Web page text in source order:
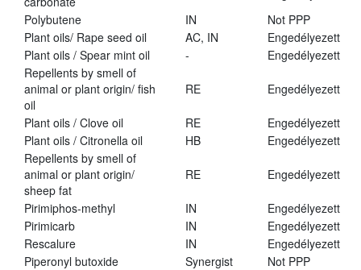
Polybutene
IN
Not PPP
Plant oils/ Rape seed oil
AC, IN
Engedélyezett
Plant oils / Spear mint oil
-
Engedélyezett
Repellents by smell of
animal or plant origin/ fish
oil
RE Engedélyezett
Plant oils / Clove oil RE
Engedélyezett
Plant oils / Citronella oil
HB
Engedélyezett
Repellents by smell of
animal or plant origin/
sheep fat
RE Engedélyezett
Pirimiphos-methyl IN
Engedélyezett
Pirimicarb
IN
Engedélyezett
Rescalure
IN
Engedélyezett
Piperonyl butoxide
Synergist
Not PPP